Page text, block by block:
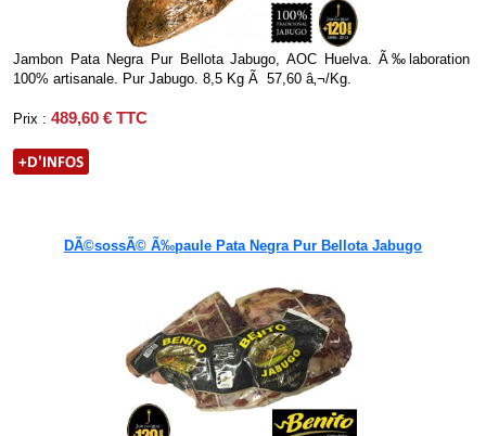
Jambon Pata Negra Pur Bellota Jabugo, AOC Huelva. Ã‰laboration
100% artisanale. Pur Jabugo. 8,5 Kg Ã 57,60 â‚¬/Kg.
Prix : 489,60 € TTC
DÃ©sossÃ© Ã‰paule Pata Negra Pur Bellota Jabugo